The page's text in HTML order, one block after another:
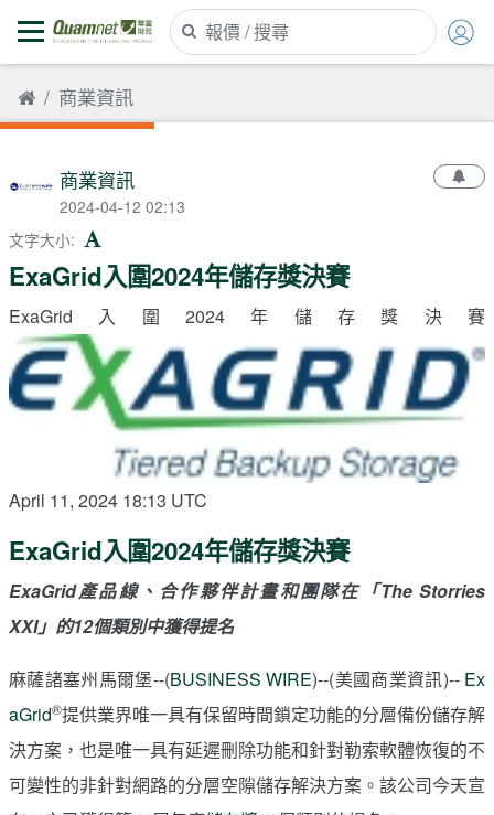
商業資訊
商業資訊
2024-04-12 02:13
文字大小:
ExaGrid入圍2024年儲存獎決賽
ExaGrid入圍2024年儲存獎決賽
April 11, 2024 18:13 UTC
ExaGrid入圍2024年儲存獎決賽
ExaGrid產品線、合作夥伴計畫和團隊在「The Storries
XXI」的12個類別中獲得提名
麻薩諸塞州馬爾堡--(BUSINESS WIRE)--(美國商業資訊)-- Ex
aGrid®提供業界唯一具有保留時間鎖定功能的分層備份儲存解
決方案，也是唯一具有延遲刪除功能和針對勒索軟體恢復的不
可變性的非針對網路的分層空隙儲存解決方案。該公司今天宣